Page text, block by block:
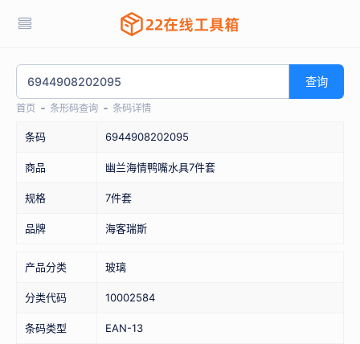
查询
首页 条形码查询 条码详情
条码 6944908202095
商品 幽兰海情鸭嘴水具7件套
规格 7件套
品牌 海客瑞斯
产品分类 玻璃
分类代码 10002584
条码类型 EAN-13